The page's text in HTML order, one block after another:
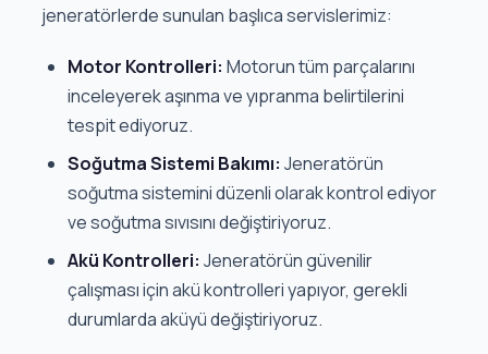
jeneratörlerde sunulan başlıca servislerimiz:
Motor Kontrolleri: Motorun tüm parçalarını
inceleyerek aşınma ve yıpranma belirtilerini
tespit ediyoruz.
Soğutma Sistemi Bakımı: Jeneratörün
soğutma sistemini düzenli olarak kontrol ediyor
ve soğutma sıvısını değiştiriyoruz.
Akü Kontrolleri: Jeneratörün güvenilir
çalışması için akü kontrolleri yapıyor, gerekli
durumlarda aküyü değiştiriyoruz.